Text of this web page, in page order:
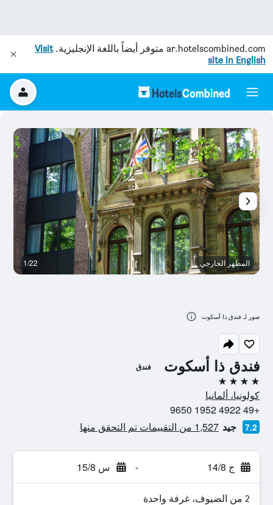
ar.hotelscombined.com متوفر أيضاً باللغة الإنجليزية.Visit
site in English
فندق ذا أسكوت فندق
4 نجوم
كولونيا، ألمانيا
+49 4922 1952 9650
7.2 جيد 1,527 من التقييمات تم التحقق منها
ج 14/8 - س 15/8
2 من الضيوف، غرفة واحدة
المظهر الخارجي 1/22
صور لـ فندق ذا أسكوت